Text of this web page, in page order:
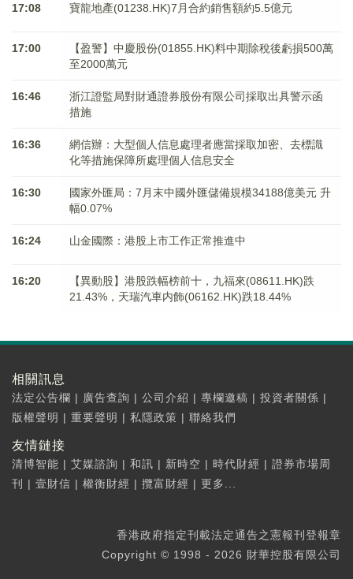
17:08 寶龍地產(01238.HK)7月合約銷售額約5.5億元
17:00
【盈警】中慶股份(01855.HK)料中期除稅後虧損500萬
至2000萬元
16:46
浙江證監局對財通證券股份有限公司採取出具警示函
措施
16:36
網信辦：大型個人信息處理者應當採取加密、去標識
化等措施保障所處理個人信息安全
16:30
國家外匯局：7月末中國外匯儲備規模34188億美元 升
幅0.07%
16:24 山金國際：港股上市工作正常推進中
16:20
【異動股】港股跌幅榜前十，九福來(08611.HK)跌
21.43%，天瑞汽車内飾(06162.HK)跌18.44%
相關訊息
法定公告欄 | 廣告查詢 | 公司介紹 | 專欄邀稿 | 投資者關係 |
版權聲明 | 重要聲明 | 私隱政策 | 聯絡我們
友情鏈接
清博智能 | 艾媒諮詢 | 和訊 | 新時空 | 時代財經 | 證券市場周
刊
| 壹財信 | 權衡財經 | 攬富財經 | 更多...
香港政府指定刊載法定通告之憲報刊登報章
Copyright © 1998 - 2026 財華控股有限公司